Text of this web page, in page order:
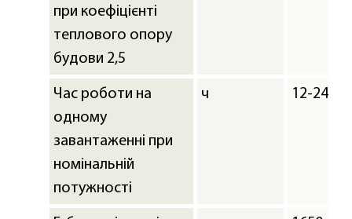
при коефіцієнті
теплового опору
будови 2,5
Час роботи на
одному
завантаженні при
номінальній
потужності
ч 12-24